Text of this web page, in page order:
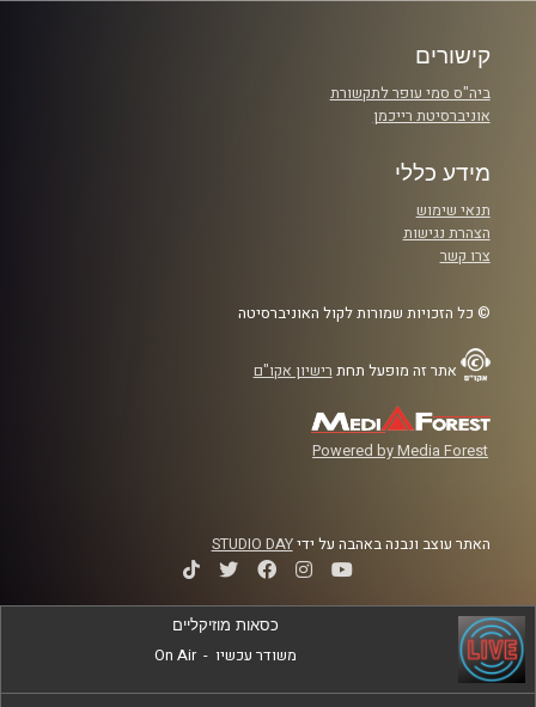
קישורים
ביה"ס סמי עופר לתקשורת
אוניברסיטת רייכמן
מידע כללי
תנאי שימוש
הצהרת נגישות
צרו קשר
© כל הזכויות שמורות לקול האוניברסיטה
אתר זה מופעל תחת רישיון אקו"ם
Powered by Media Forest
האתר עוצב ונבנה באהבה על ידיSTUDIO DAY
כסאות מוזיקליים
משודר עכשיו -
On Air